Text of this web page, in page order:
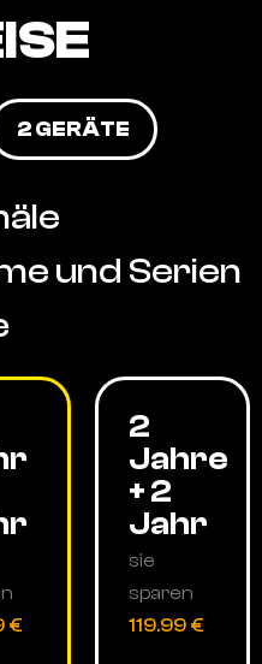
2 GERÄTE
und Serien
€
2
Jahre
+ 2
Jahr
sie
sparen
119.99 €